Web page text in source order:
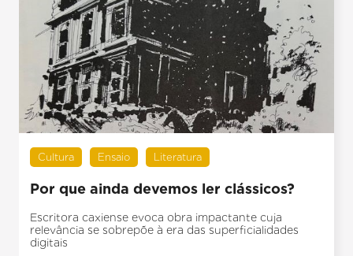
Cultura Ensaio Literatura
Por que ainda devemos ler clássicos?
Escritora caxiense evoca obra impactante cuja
relevância se sobrepõe à era das superficialidades
digitais